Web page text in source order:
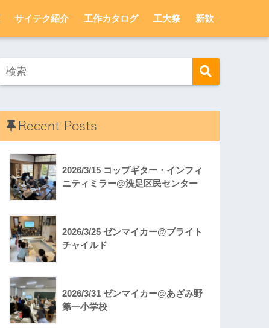
サイテク紹介 工作カタログ 工大祭 新歓
Recent Posts
2026/3/15 コップギター・インフィ
ニティミラー@洗足区民センター
2026/3/25 ゼンマイカー@ブライト
チャイルド
2026/3/31 ゼンマイカー@あざみ野
第一小学校